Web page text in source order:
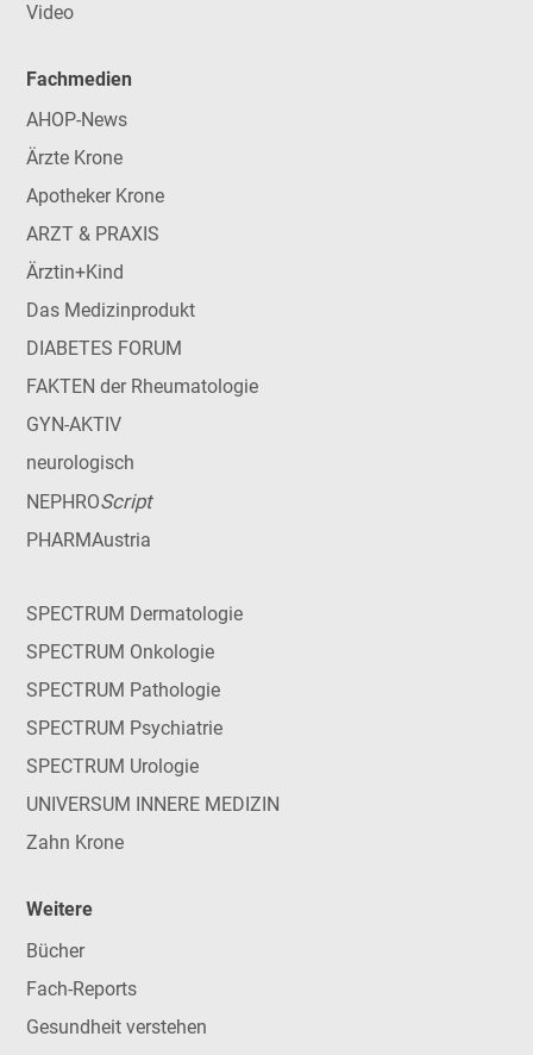
Video
Fachmedien
AHOP-News
Ärzte Krone
Apotheker Krone
ARZT & PRAXIS
Ärztin+Kind
Das Medizinprodukt
DIABETES FORUM
FAKTEN der Rheumatologie
GYN-AKTIV
neurologisch
NEPHROScript
PHARMAustria
SPECTRUM Dermatologie
SPECTRUM Onkologie
SPECTRUM Pathologie
SPECTRUM Psychiatrie
SPECTRUM Urologie
UNIVERSUM INNERE MEDIZIN
Zahn Krone
Weitere
Bücher
Fach-Reports
Gesundheit verstehen